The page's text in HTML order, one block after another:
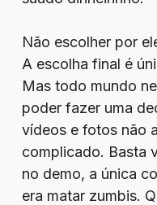
Não escolher por
A escolha final é
Mas todo mundo
poder fazer uma
vídeos e fotos não
complicado. Basta
no demo, a única
era matar zumbis.